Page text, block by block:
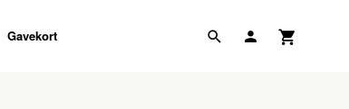
Gavekort